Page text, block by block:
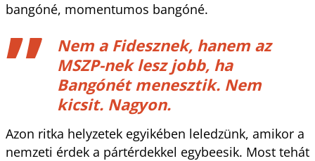
bangóné, momentumos bangóné.
Nem a Fidesznek, hanem az
MSZP-nek lesz jobb, ha
Bangónét menesztik. Nem
kicsit. Nagyon.
Azon ritka helyzetek egyikében leledzünk, amikor a
nemzeti érdek a pártérdekkel egybeesik. Most tehát